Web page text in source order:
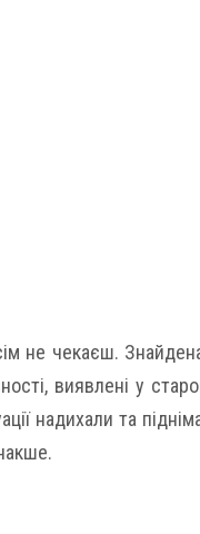
не чекаєш.
виявлені у
надихали та